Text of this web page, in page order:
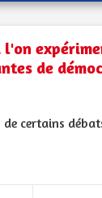
l'on
de
certains
la catégorie :